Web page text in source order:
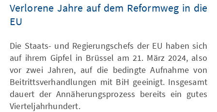
Verlorene Jahre auf dem Reformweg in die
EU
Die Staats- und Regierungschefs der EU haben sich
auf ihrem Gipfel in Brüssel am 21. März 2024, also
vor zwei Jahren, auf die bedingte Aufnahme von
Beitrittsverhandlungen mit BiH geeinigt. Insgesamt
dauert der Annäherungsprozess bereits ein gutes
Vierteljahrhundert.